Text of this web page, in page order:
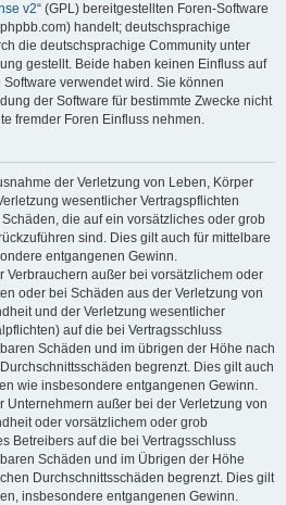
v2“ (GPL) bereitgestellten Foren-Software
handelt; deutschsprachige
die deutschsprachige Community unter
gestellt. Beide haben keinen Einfluss auf
verwendet wird. Sie können
der Software für bestimmte Zwecke nicht
fremder Foren Einfluss nehmen.
der Verletzung von Leben, Körper
wesentlicher Vertragspflichten
die auf ein vorsätzliches oder grob
sind. Dies gilt auch für mittelbare
entgangenen Gewinn.
Verbrauchern außer bei vorsätzlichem oder
oder bei Schäden aus der Verletzung von
und der Verletzung wesentlicher
auf die bei Vertragsschluss
Schäden und im übrigen der Höhe nach
begrenzt. Dies gilt auch
wie insbesondere entgangenen Gewinn.
Unternehmern außer bei der Verletzung von
oder vorsätzlichem oder grob
Betreibers auf die bei Vertragsschluss
Schäden und im Übrigen der Höhe
Durchschnittsschäden begrenzt. Dies gilt
insbesondere entgangenen Gewinn.